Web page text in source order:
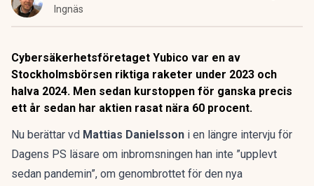
Ingnäs
Cybersäkerhetsföretaget Yubico var en av
Stockholmsbörsen riktiga raketer under 2023 och
halva 2024. Men sedan kurstoppen för ganska precis
ett år sedan har aktien rasat nära 60 procent.
Nu berättar vd Mattias Danielsson i en längre intervju för
Dagens PS läsare om inbromsningen han inte ”upplevt
sedan pandemin”, om genombrottet för den nya